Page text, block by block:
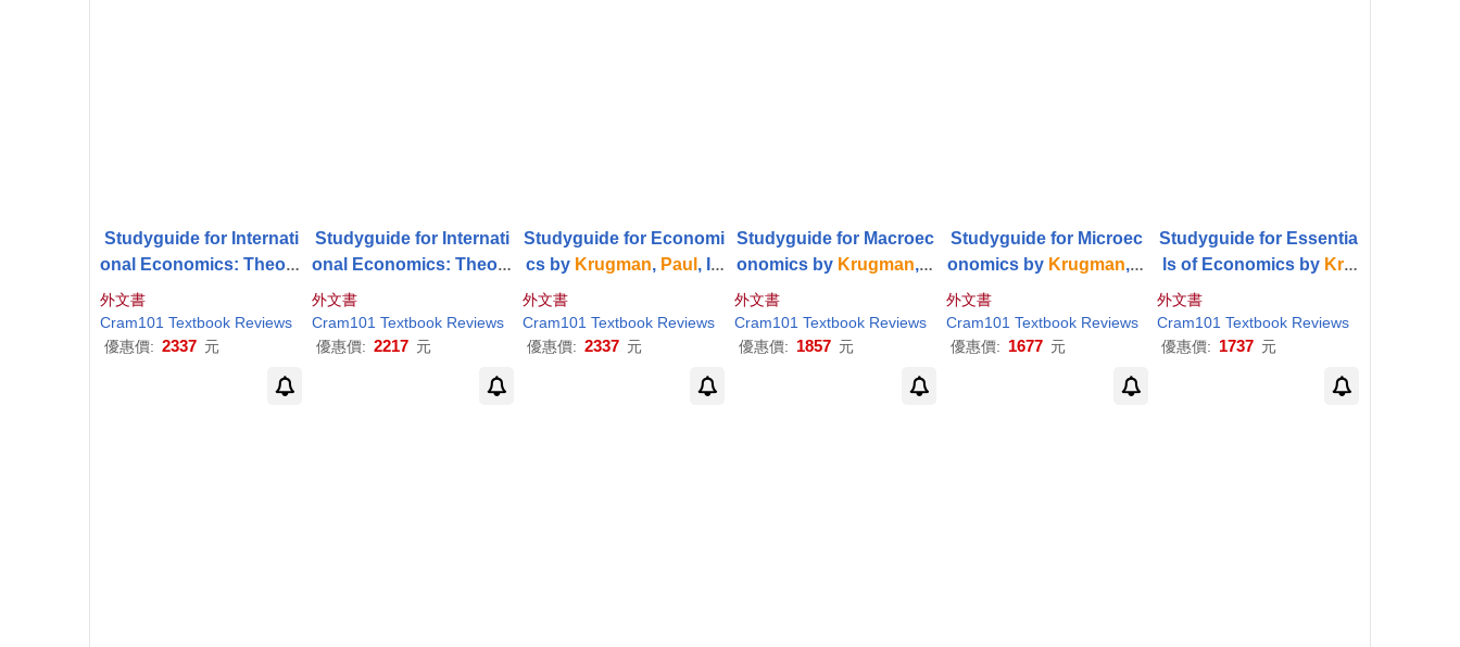
Studyguide for Internati
onal Economics: Theory
and Policy by
PaulR., ISBN 978032149
3040
外文書
Cram101 Textbook Reviews
優惠價: 2337 元
Studyguide for Internati
onal Economics: Theory
and Policy by
PaulR., ISBN 978032148
8831
外文書
Cram101 Textbook Reviews
優惠價: 2217 元
Studyguide for Economi
cs by Krugman, Paul , IS
BN 9781572591509
外文書
Cram101 Textbook Reviews
優惠價: 2337 元
Studyguide for Macroec
onomics by Krugman,P
aul , ISBN 978071675228
8
外文書
Cram101 Textbook Reviews
優惠價: 1857 元
Studyguide for Microec
onomics by Krugman,P
aul , ISBN 978071677159
3
外文書
Cram101 Textbook Reviews
優惠價: 1677 元
Studyguide for Essentia
ls of Economics by Kru
gman
16758792
外文書
Cram101 Textbook Reviews
優惠價: 1737 元